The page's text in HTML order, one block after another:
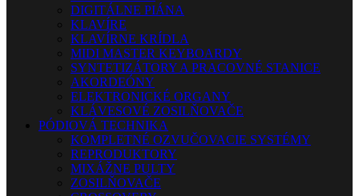
DIGITÁLNE PIÁNA
KLAVÍRE
KLAVÍRNE KRÍDLA
MIDI MASTER KEYBOARDY
SYNTETIZÁTORY A PRACOVNÉ STANICE
AKORDEÓNY
ELEKTRONICKÉ ORGANY
KLÁVESOVÉ ZOSILŇOVAČE
PÓDIOVÁ TECHNIKA
KOMPLETNÉ OZVUČOVACIE SYSTÉMY
REPRODUKTORY
MIXÁŽNE PULTY
ZOSILŇOVAČE